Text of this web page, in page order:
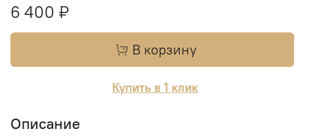
6 400 ₽
В корзину
Купить в 1 клик
Описание